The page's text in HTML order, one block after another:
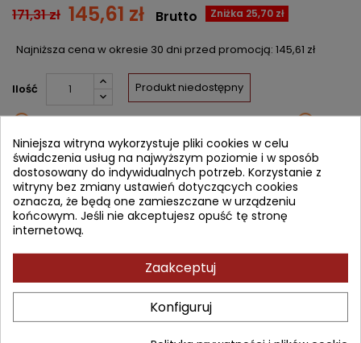
171,31 zł 145,61 zł Zniżka 25,70 zł
Brutto
Najniższa cena w okresie 30 dni przed promocją: 145,61 zł
Ilość Produkt niedostępny
 
Udostępnij
Powiadom mnie o dostępności
Wprowadź swój adres email, aby otrzymać powiadomienie o
dostępności tej książki
SZCZEGÓŁY PRODUKTU
Niniejsza witryna wykorzystuje pliki cookies w celu
świadczenia usług na najwyższym poziomie i w sposób
dostosowany do indywidualnych potrzeb. Korzystanie z
witryny bez zmiany ustawień dotyczących cookies
oznacza, że będą one zamieszczane w urządzeniu
końcowym. Jeśli nie akceptujesz opuść tę stronę
internetową.
Zaakceptuj
Konfiguruj